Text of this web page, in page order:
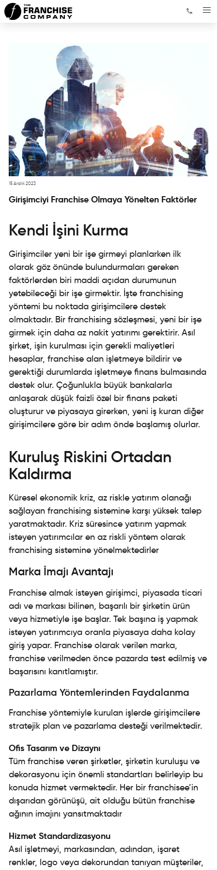
15 Aralık 2023
Girişimciyi Franchise Olmaya Yönelten Faktörler
Kendi İşini Kurma
Girişimciler yeni bir işe girmeyi planlarken ilk
olarak göz önünde bulundurmaları gereken
faktörlerden biri maddi açıdan durumunun
yetebileceği bir işe girmektir. İşte franchising
yöntemi bu noktada girişimcilere destek
olmaktadır. Bir franchising sözleşmesi, yeni bir işe
girmek için daha az nakit yatırımı gerektirir. Asıl
şirket, işin kurulması için gerekli maliyetleri
hesaplar, franchise alan işletmeye bildirir ve
gerektiği durumlarda işletmeye finans bulmasında
destek olur. Çoğunlukla büyük bankalarla
anlaşarak düşük faizli özel bir finans paketi
oluşturur ve piyasaya girerken, yeni iş kuran diğer
girişimcilere göre bir adım önde başlamış olurlar.
Kuruluş Riskini Ortadan
Kaldırma
Küresel ekonomik kriz, az riskle yatırım olanağı
sağlayan franchising sistemine karşı yüksek talep
yaratmaktadır. Kriz süresince yatırım yapmak
isteyen yatırımcılar en az riskli yöntem olarak
franchising sistemine yönelmektedirler
Marka İmajı Avantajı
Franchise almak isteyen girişimci, piyasada ticari
adı ve markası bilinen, başarılı bir şirketin ürün
veya hizmetiyle işe başlar. Tek başına iş yapmak
isteyen yatırımcıya oranla piyasaya daha kolay
giriş yapar. Franchise olarak verilen marka,
franchise verilmeden önce pazarda test edilmiş ve
başarısını kanıtlamıştır.
Pazarlama Yöntemlerinden Faydalanma
Franchise yöntemiyle kurulan işlerde girişimcilere
stratejik plan ve pazarlama desteği verilmektedir.
Ofis Tasarım ve Dizaynı
Tüm franchise veren şirketler, şirketin kuruluşu ve
dekorasyonu için önemli standartları belirleyip bu
konuda hizmet vermektedir. Her bir franchisee’in
dışarıdan görünüşü, ait olduğu bütün franchise
ağının imajını yansıtmaktadır
Hizmet Standardizasyonu
Asıl işletmeyi, markasından, adından, işaret
renkler, logo veya dekorundan tanıyan müşteriler,